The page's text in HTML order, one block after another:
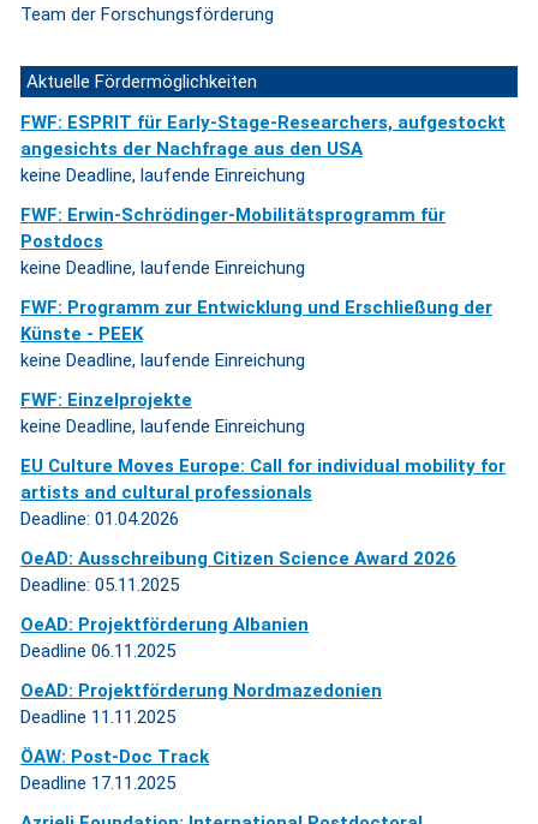
Team der Forschungsförderung
Aktuelle Fördermöglichkeiten
FWF: ESPRIT für Early-Stage-Researchers, aufgestockt
angesichts der Nachfrage aus den USA
keine Deadline, laufende Einreichung
FWF: Erwin-Schrödinger-Mobilitätsprogramm für
Postdocs
keine Deadline, laufende Einreichung
FWF: Programm zur Entwicklung und Erschließung der
Künste - PEEK
keine Deadline, laufende Einreichung
FWF: Einzelprojekte
keine Deadline, laufende Einreichung
EU Culture Moves Europe: Call for individual mobility for
artists and cultural professionals
Deadline: 01.04.2026
OeAD: Ausschreibung Citizen Science Award 2026
Deadline: 05.11.2025
OeAD: Projektförderung Albanien
Deadline 06.11.2025
OeAD: Projektförderung Nordmazedonien
Deadline 11.11.2025
ÖAW: Post-Doc Track
Deadline 17.11.2025